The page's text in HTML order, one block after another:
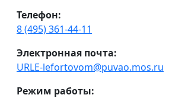
Телефон:
8 (495) 361-44-11
Электронная почта:
URLE-lefortovom@puvao.mos.ru
Режим работы: